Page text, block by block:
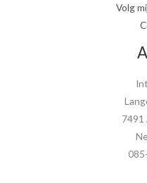
Volg
7491